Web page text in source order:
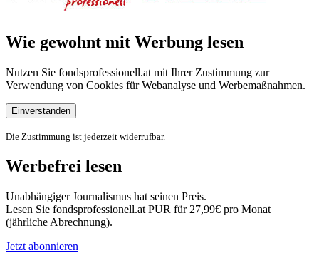
Wie gewohnt mit Werbung lesen
Nutzen Sie fondsprofessionell.at mit Ihrer Zustimmung zur
Verwendung von Cookies für Webanalyse und Werbemaßnahmen.
Einverstanden
Die Zustimmung ist jederzeit widerrufbar.
Werbefrei lesen
Unabhängiger Journalismus hat seinen Preis.
Lesen Sie fondsprofessionell.at PUR für 27,99€ pro Monat
(jährliche Abrechnung).
Jetzt abonnieren